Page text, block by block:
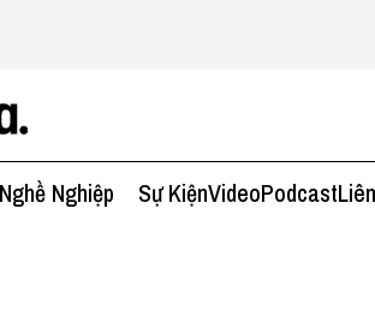
Nghề Nghiệp Sự KiệnVideoPodcast